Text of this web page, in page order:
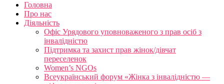
Головна
Про нас
Діяльність
Офіс Урядового уповноваженого з прав осіб з
інвалідністю
Підтримка та захист прав жінок/дівчат
переселенок
Women’s NGOs
Всеукраїнський форум «Жінка з інвалідністю —